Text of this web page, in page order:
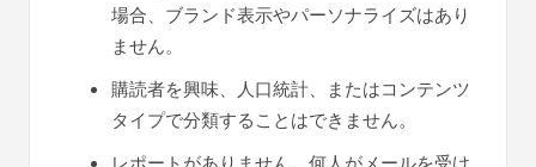
場合、ブランド表示やパーソナライズはあり
ません。
購読者を興味、人口統計、またはコンテンツ
タイプで分類することはできません。